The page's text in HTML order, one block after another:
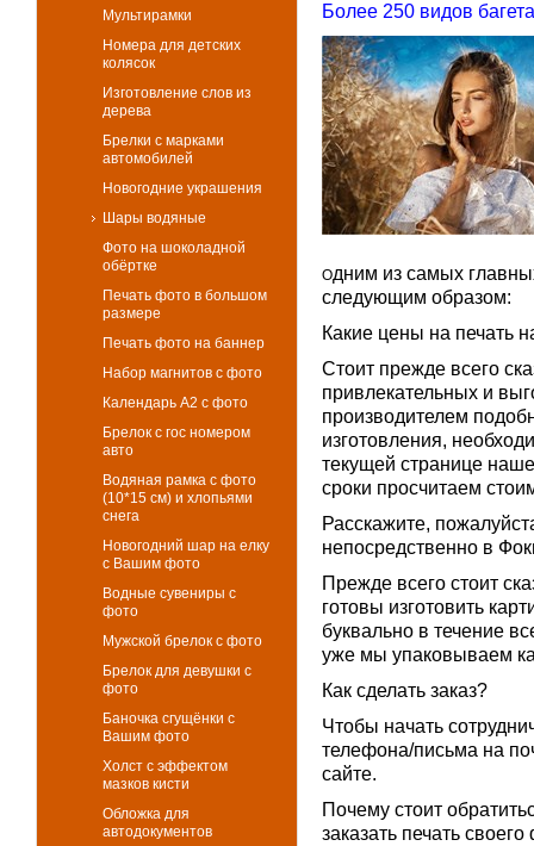
Мультирамки
Номера для детских
колясок
Изготовление слов из
дерева
Брелки с марками
автомобилей
Новогодние украшения
Шары водяные
Фото на шоколадной
обёртке
Печать фото в большом
размере
Печать фото на баннер
Набор магнитов с фото
Календарь А2 с фото
Брелок с гос номером
авто
Водяная рамка с фото
(10*15 см) и хлопьями
снега
Новогодний шар на елку
с Вашим фото
Водные сувениры с
фото
Мужской брелок с фото
Брелок для девушки с
фото
Баночка сгущёнки с
Вашим фото
Холст с эффектом
мазков кисти
Обложка для
автодокументов
Более 250 видов
Одним из самых
следующим образом:
Какие цены на печать
Стоит прежде всего
привлекательных и
производителем
изготовления,
текущей странице
сроки просчитаем
Расскажите,
непосредственно в
Прежде всего стоит
готовы изготовить
буквально в течение
уже мы упаковываем
Как сделать заказ?
Чтобы начать
телефона/письма на
сайте.
Почему стоит
заказать печать